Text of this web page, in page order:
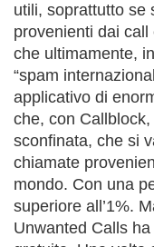
utili, soprattutto se
provenienti dai
che ultimamente,
“spam
applicativo di
che, con
sconfinata, che si
chiamate
mondo. Con una
superiore all’1%.
Unwanted Calls